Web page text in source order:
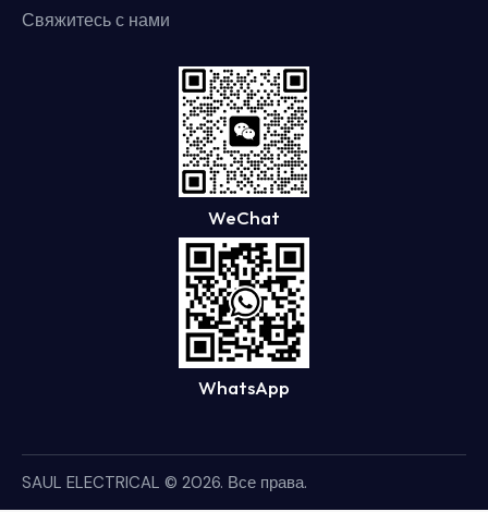
Свяжитесь с нами
WeChat
WhatsApp
SAUL ELECTRICAL © 2026. Все права.